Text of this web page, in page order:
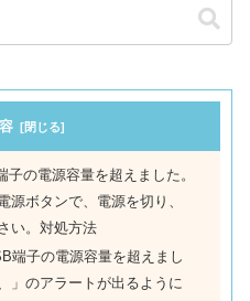
の電源容量を超えました。
源ボタンで、電源を切り、
い。対処方法
端子の電源容量を超えまし
」のアラートが出るように